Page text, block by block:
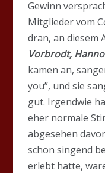
Gewinn
Mitglieder vom
dran, an diesem
Vorbrodt,
kamen an,
you”, und sie
gut. Irgendwie
eher normale
abgesehen
schon singend
erlebt hatte,